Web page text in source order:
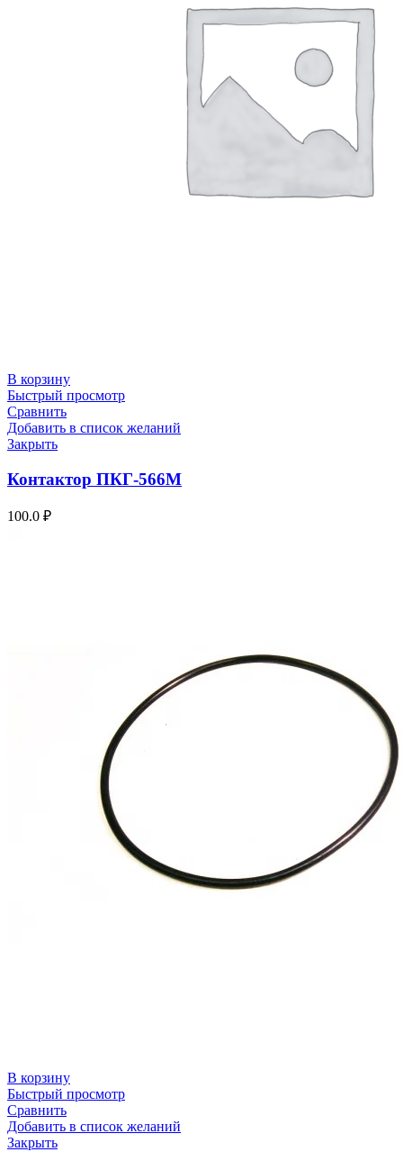
В корзину
Быстрый просмотр
Сравнить
Добавить в список желаний
Закрыть
Контактор ПКГ-566М
100.0 ₽
В корзину
Быстрый просмотр
Сравнить
Добавить в список желаний
Закрыть